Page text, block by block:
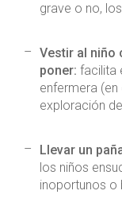
grave o no,
Vestir al niño
poner: facilita
enfermera
exploración
Llevar un
los niños
inoportunos o